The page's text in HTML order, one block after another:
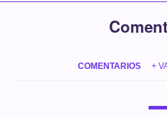
COMENTARIOS +